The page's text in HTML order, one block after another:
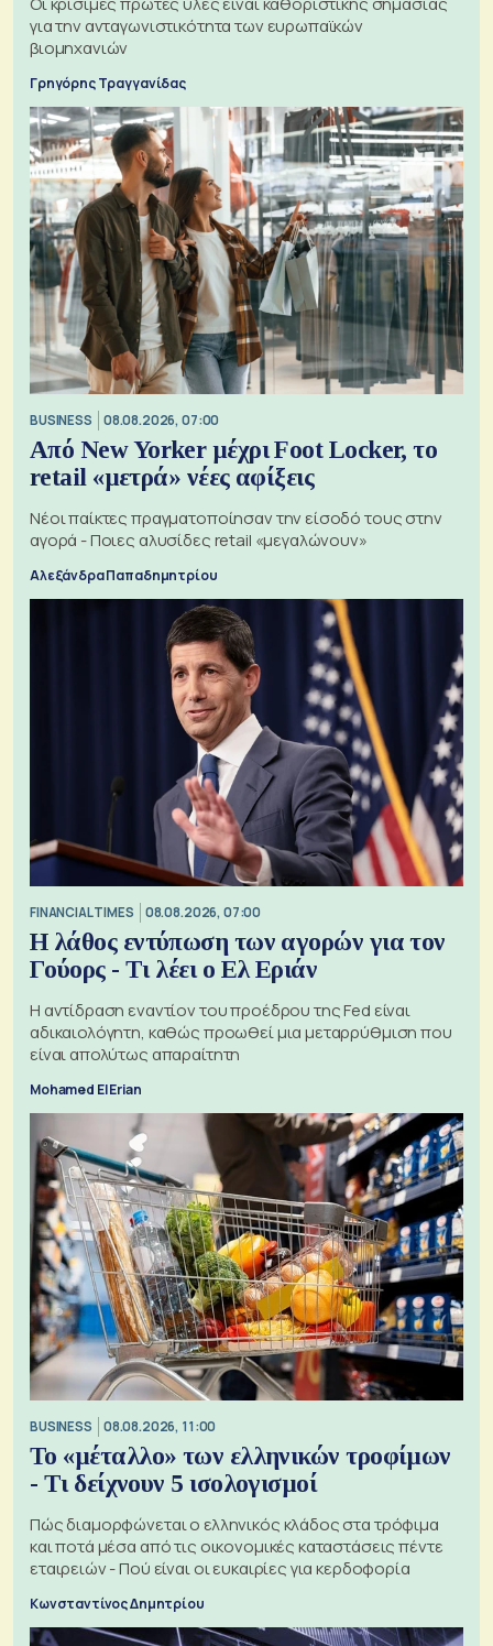
για την ανταγωνιστικότητα των ευρωπαϊκών
βιομηχανιών
Γρηγόρης Τραγγανίδας
BUSINESS 08.08.2026, 07:00
Από New Yorker μέχρι Foot Locker, το
retail «μετρά» νέες αφίξεις
Νέοι παίκτες πραγματοποίησαν την είσοδό τους στην
αγορά - Ποιες αλυσίδες retail «μεγαλώνουν»
Αλεξάνδρα Παπαδημητρίου
FINANCIAL TIMES 08.08.2026, 07:00
Η λάθος εντύπωση των αγορών για τον
Γούορς - Τι λέει ο Ελ Εριάν
Η αντίδραση εναντίον του προέδρου της Fed είναι
αδικαιολόγητη, καθώς προωθεί μια μεταρρύθμιση που
είναι απολύτως απαραίτητη
Mohamed El Erian
BUSINESS 08.08.2026, 11:00
Το «μέταλλο» των ελληνικών τροφίμων
- Τι δείχνουν 5 ισολογισμοί
Πώς διαμορφώνεται ο ελληνικός κλάδος στα τρόφιμα
και ποτά μέσα από τις οικονομικές καταστάσεις πέντε
εταιρειών - Πού είναι οι ευκαιρίες για κερδοφορία
Κωνσταντίνος Δημητρίου